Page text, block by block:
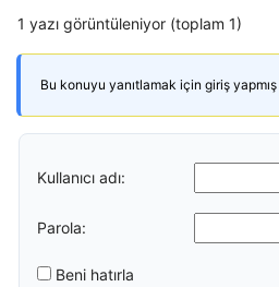
1 yazı görüntüleniyor (toplam 1)
Bu konuyu yanıtlamak için giriş yapmış
Kullanıcı adı:
Parola:
Beni hatırla